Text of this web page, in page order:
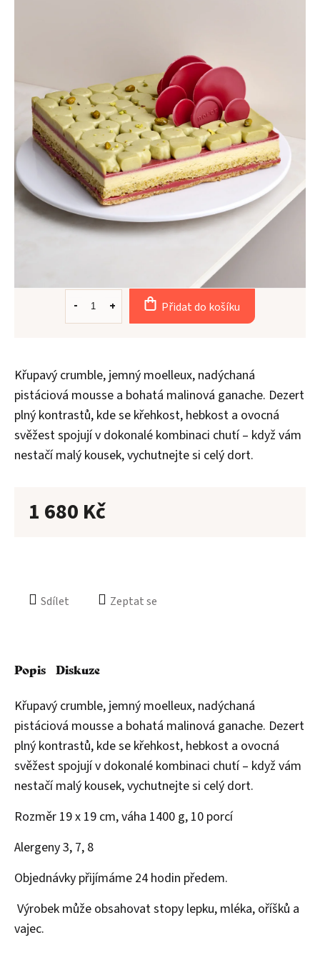
1 680 Kč
Přidat do košíku
Křupavý crumble, jemný moelleux, nadýchaná
pistáciová mousse a bohatá malinová ganache. Dezert
plný kontrastů, kde se křehkost, hebkost a ovocná
svěžest spojují v dokonalé kombinaci chutí – když vám
nestačí malý kousek, vychutnejte si celý dort.
Zeptat se
Sdílet
Popis Diskuze
Křupavý crumble, jemný moelleux, nadýchaná
pistáciová mousse a bohatá malinová ganache. Dezert
plný kontrastů, kde se křehkost, hebkost a ovocná
svěžest spojují v dokonalé kombinaci chutí – když vám
nestačí malý kousek, vychutnejte si celý dort.
Rozměr 19 x 19 cm, váha 1400 g, 10 porcí
Alergeny 3, 7, 8
Objednávky přijímáme 24 hodin předem.
Výrobek může obsahovat stopy lepku, mléka, oříšků a
vajec.